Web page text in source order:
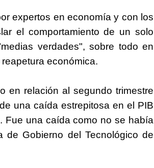
expertos en economía y con los
el comportamiento de un solo
verdades", sobre todo en
económica.
en relación al segundo trimestre
una caída estrepitosa en el PIB
Fue una caída como no se había
de Gobierno del Tecnológico de